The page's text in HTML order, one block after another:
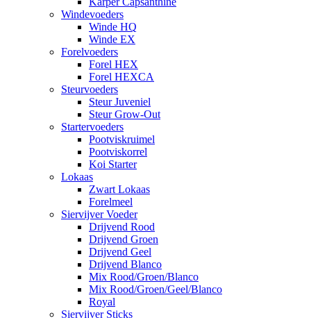
Windevoeders
Winde HQ
Winde EX
Forelvoeders
Forel HEX
Forel HEXCA
Steurvoeders
Steur Juveniel
Steur Grow-Out
Startervoeders
Pootviskruimel
Pootviskorrel
Koi Starter
Lokaas
Zwart Lokaas
Forelmeel
Siervijver Voeder
Drijvend Rood
Drijvend Groen
Drijvend Geel
Drijvend Blanco
Mix Rood/Groen/Blanco
Mix Rood/Groen/Geel/Blanco
Royal
Siervijver Sticks